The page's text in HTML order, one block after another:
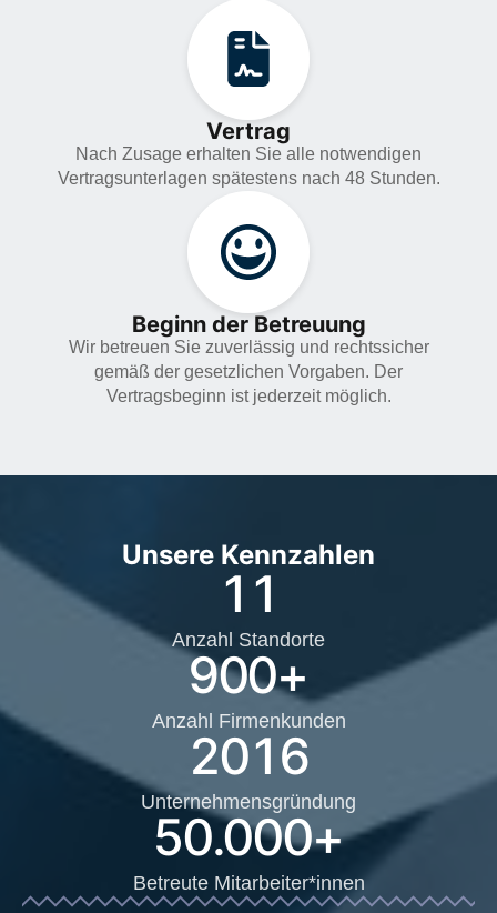
Vertrag
Nach Zusage erhalten Sie alle notwendigen
Vertragsunterlagen spätestens nach 48 Stunden.
Beginn der Betreuung
Wir betreuen Sie zuverlässig und rechtssicher
gemäß der gesetzlichen Vorgaben. Der
Vertragsbeginn ist jederzeit möglich.
Unsere Kennzahlen
11
Anzahl Standorte
900+
Anzahl Firmenkunden
2016
Unternehmensgründung
50.000+
Betreute Mitarbeiter*innen